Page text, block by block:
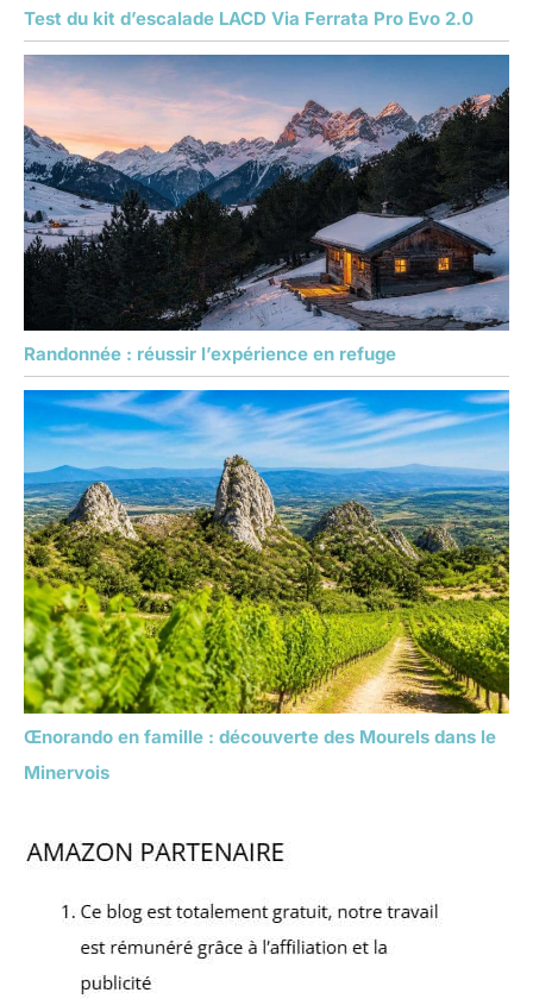
Test du kit d’escalade LACD Via Ferrata Pro Evo 2.0
Randonnée : réussir l’expérience en refuge
Œnorando en famille : découverte des Mourels dans le
Minervois